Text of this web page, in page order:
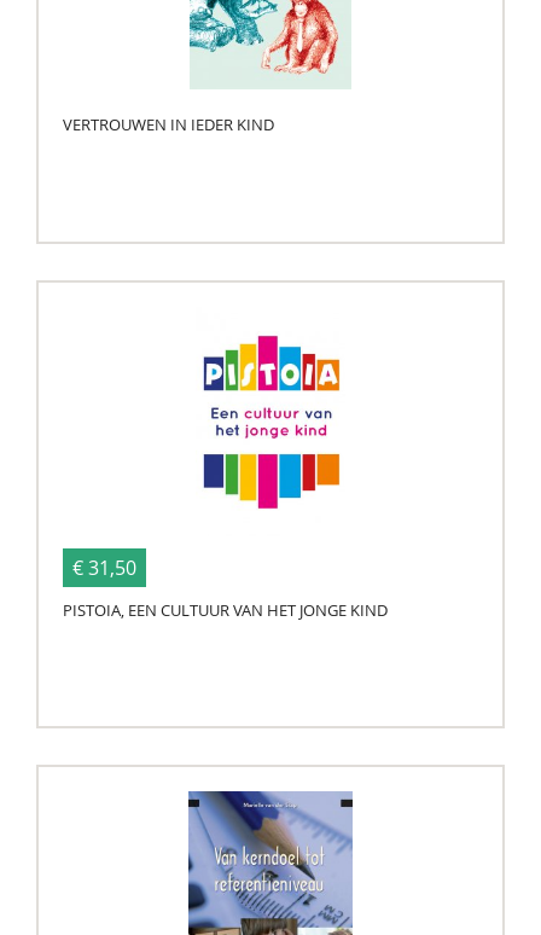
VERTROUWEN IN IEDER KIND
€ 31,50
PISTOIA, EEN CULTUUR VAN HET JONGE KIND